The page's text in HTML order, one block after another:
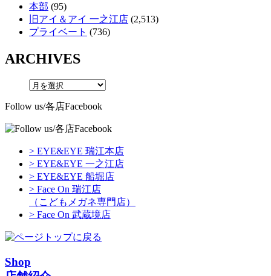
本部 (95)
旧アイ＆アイ 一之江店 (2,513)
プライベート (736)
ARCHIVES
Follow us/各店Facebook
> EYE&EYE 瑞江本店
> EYE&EYE 一之江店
> EYE&EYE 船堀店
> Face On 瑞江店
（こどもメガネ専門店）
> Face On 武蔵境店
Shop